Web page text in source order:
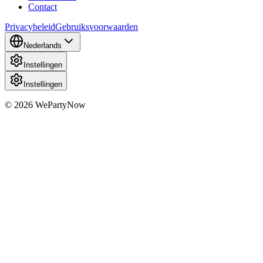
Contact
PrivacybeleidGebruiksvoorwaarden
Nederlands
Instellingen
Instellingen
© 2026 WePartyNow